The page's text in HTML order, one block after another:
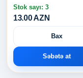
Stok sayı: 3
13.00 AZN
Bax
Səbətə at